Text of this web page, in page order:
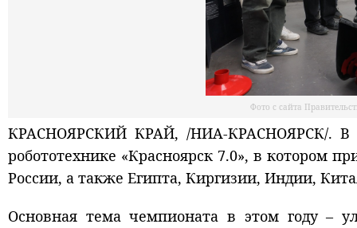
Фото с сайта
КРАСНОЯРСКИЙ КРАЙ, /НИА-КРАСНОЯРСК/. В
робототехнике «Красноярск 7.0», в котором
России, а также Египта, Киргизии, Индии,
Основная тема чемпионата в этом году –